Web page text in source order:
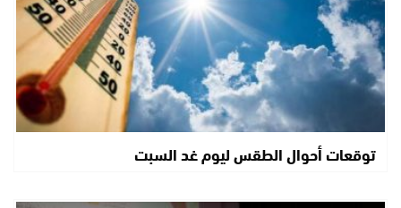
توقعات أحوال الطقس ليوم غد السبت